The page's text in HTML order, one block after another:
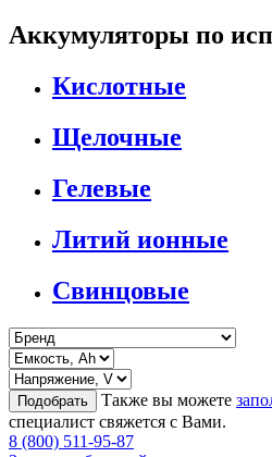
Аккумуляторы по
Кислотные
Щелочные
Гелевые
Литий ионные
Свинцовые
Подобрать Также вы можете
специалист свяжется с Вами.
8 (800) 511-95-87